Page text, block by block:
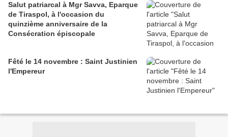
Salut patriarcal à Mgr Savva, Eparque
de Tiraspol, à l'occasion du
quinzième anniversaire de la
Consécration épiscopale
Fêté le 14 novembre : Saint Justinien
l'Empereur